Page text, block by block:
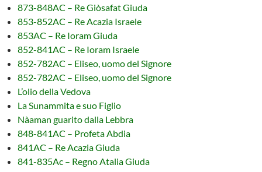
873-848AC – Re Giòsafat Giuda
853-852AC – Re Acazia Israele
853AC – Re Ioram Giuda
852-841AC – Re Ioram Israele
852-782AC – Eliseo, uomo del Signore
852-782AC – Eliseo, uomo del Signore
L’olio della Vedova
La Sunammita e suo Figlio
Nàaman guarito dalla Lebbra
848-841AC – Profeta Abdia
841AC – Re Acazia Giuda
841-835Ac – Regno Atalia Giuda